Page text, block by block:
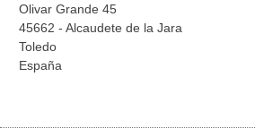
Olivar Grande 45
45662 - Alcaudete de la Jara
Toledo
España